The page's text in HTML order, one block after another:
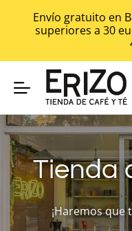
Envío gratuito en
superiores a 30
Tienda
¡Haremos que